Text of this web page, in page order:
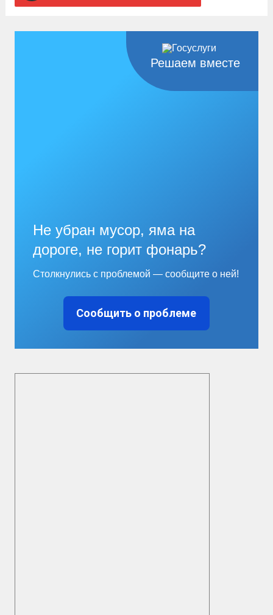
Решаем вместе
Не убран мусор, яма на
дороге, не горит фонарь?
Столкнулись с проблемой — сообщите о ней!
Сообщить о проблеме